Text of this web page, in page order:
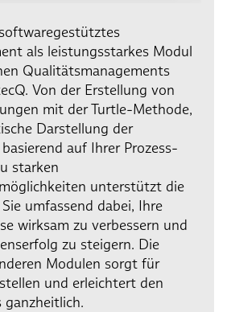
als leistungsstarkes Modul
Qualitätsmanagements
Von der Erstellung von
mit der Turtle-Methode,
Darstellung der
auf Ihrer Prozess-
starken
unterstützt die
umfassend dabei, Ihre
wirksam zu verbessern und
zu steigern. Die
Modulen sorgt für
und erleichtert den
ganzheitlich.